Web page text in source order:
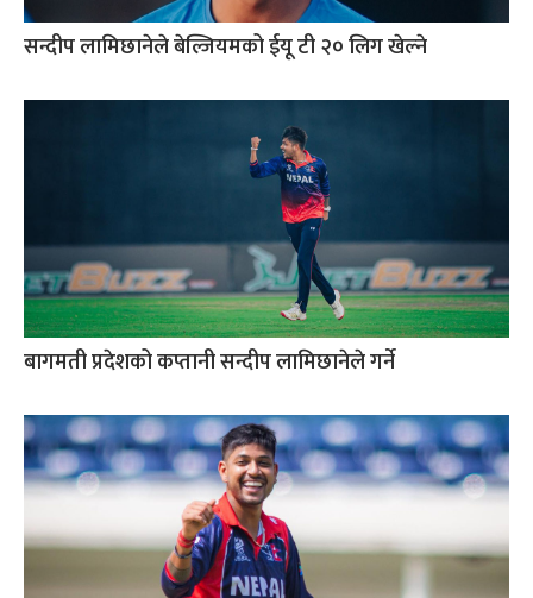
सन्दीप लामिछानेले बेल्जियमको ईयू टी २० लिग खेल्ने
बागमती प्रदेशको कप्तानी सन्दीप लामिछानेले गर्ने